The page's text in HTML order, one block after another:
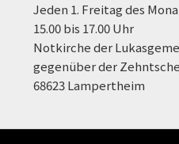
Jeden 1. Freitag des
15.00 bis 17.00 Uhr
Notkirche der
gegenüber der
68623 Lampertheim